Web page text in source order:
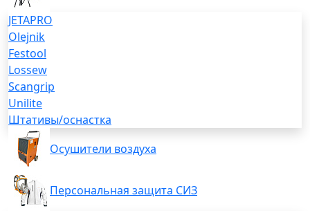
JETAPRO
Olejnik
Festool
Lossew
Scangrip
Unilite
Штативы/оснастка
Осушители воздуха
Персональная защита СИЗ